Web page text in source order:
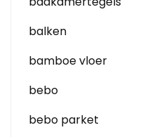
balken
bamboe vloer
bebo
bebo parket